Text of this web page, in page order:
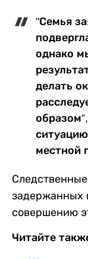
"Семья
однако
делать
местной
задержанных
совершению
Читайте